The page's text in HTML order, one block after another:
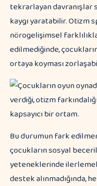
tekrarlayan
kaygı yaratabilir. Otizm
nörogelişimsel
edilmediğinde,
ortaya koyması
Bu durumun fark
çocukların sosyal
yeteneklerinde
destek alınmadığında,